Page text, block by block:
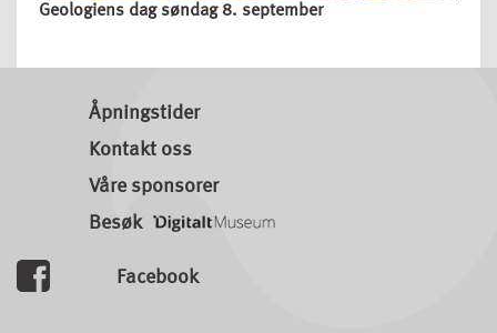
Geologiens dag søndag 8. september
Åpningstider
Kontakt oss
Våre sponsorer
Besøk
Facebook